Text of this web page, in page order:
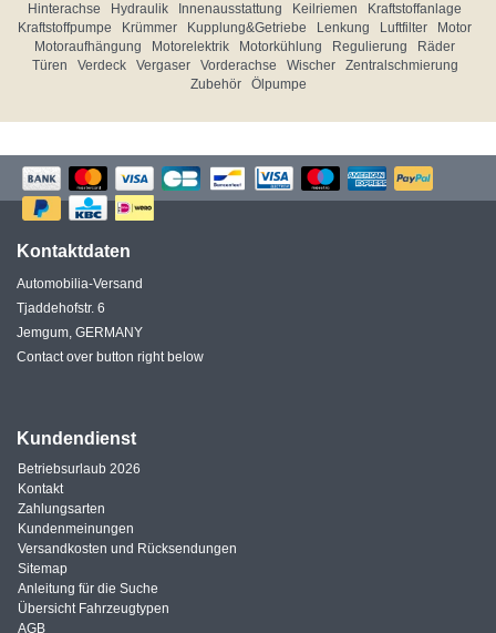
Hinterachse
Hydraulik Innenausstattung Keilriemen
Kraftstoffanlage
Kraftstoffpumpe
Krümmer Kupplung&Getriebe Lenkung Luftfilter
Motor
Motoraufhängung
Motorelektrik Motorkühlung Regulierung
Räder
Türen
Verdeck Vergaser Vorderachse Wischer
Zentralschmierung
Zubehör
Ölpumpe
Kontaktdaten
Automobilia-Versand
Tjaddehofstr. 6
Jemgum, GERMANY
Contact over button right below
Kundendienst
Betriebsurlaub 2026
Kontakt
Zahlungsarten
Kundenmeinungen
Versandkosten und Rücksendungen
Sitemap
Anleitung für die Suche
Übersicht Fahrzeugtypen
AGB